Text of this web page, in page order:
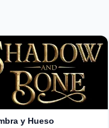
y Hueso